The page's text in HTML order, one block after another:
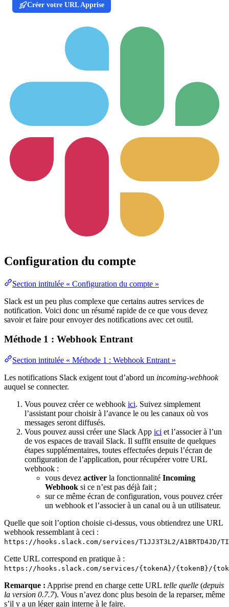
Créer votre URL Apprise
Configuration du compte
Section intitulée « Configuration du compte »
Slack est un peu plus complexe que certains autres services de
notification. Voici donc un résumé rapide de ce que vous devez
savoir et faire pour envoyer des notifications avec cet outil.
Méthode 1 : Webhook Entrant
Section intitulée « Méthode 1 : Webhook Entrant »
Les notifications Slack exigent tout d’abord un incoming-webhook
auquel se connecter.
Vous pouvez créer ce webhook ici. Suivez simplement
l’assistant pour choisir à l’avance le ou les canaux où vos
messages seront diffusés.
Vous pouvez aussi créer une Slack App ici et l’associer à l’un
de vos espaces de travail Slack. Il suffit ensuite de quelques
étapes supplémentaires, toutes effectuées depuis l’écran de
configuration de l’application, pour récupérer votre URL
webhook :
vous devez activer la fonctionnalité Incoming
Webhook si ce n’est pas déjà fait ;
sur ce même écran de configuration, vous pouvez créer
un webhook et l’associer à un canal ou à un utilisateur.
Quelle que soit l’option choisie ci-dessus, vous obtiendrez une URL
webhook ressemblant à ceci :
https://hooks.slack.com/services/T1JJ3T3L2/A1BRTD4JD/
Cette URL correspond en pratique à :
https://hooks.slack.com/services/{tokenA}/{tokenB}/
Remarque : Apprise prend en charge cette URL telle quelle (depuis
la version 0.7.7). Vous n’avez donc plus besoin de la reparser, même
s’il y a un léger gain interne à le faire.